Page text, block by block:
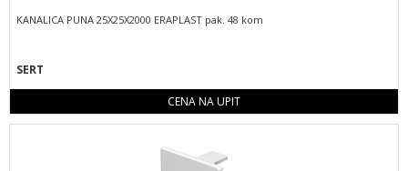
KANALICA PUNA 25X25X2000 ERAPLAST pak. 48 kom
SERT
CENA NA UPIT